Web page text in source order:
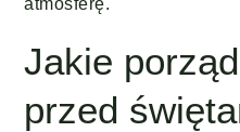
atmosferę.
Jakie
przed